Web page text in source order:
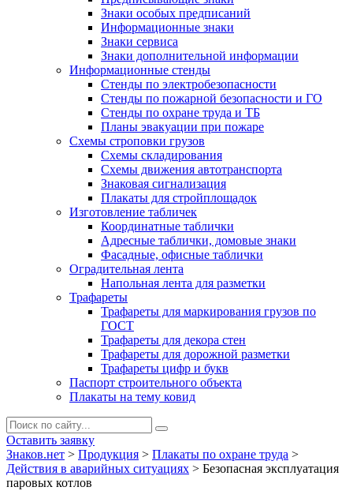
Знаки особых предписаний
Информационные знаки
Знаки сервиса
Знаки дополнительной информации
Информационные стенды
Стенды по электробезопасности
Стенды по пожарной безопасности и ГО
Стенды по охране труда и ТБ
Планы эвакуации при пожаре
Схемы строповки грузов
Схемы складирования
Схемы движения автотранспорта
Знаковая сигнализация
Плакаты для стройплощадок
Изготовление табличек
Координатные таблички
Адресные таблички, домовые знаки
Фасадные, офисные таблички
Оградительная лента
Напольная лента для разметки
Трафареты
Трафареты для маркирования грузов по
ГОСТ
Трафареты для декора стен
Трафареты для дорожной разметки
Трафареты цифр и букв
Паспорт строительного объекта
Плакаты на тему ковид
Оставить заявку
Знаков.нет > Продукция > Плакаты по охране труда >
Действия в аварийных ситуациях > Безопасная эксплуатация
паровых котлов